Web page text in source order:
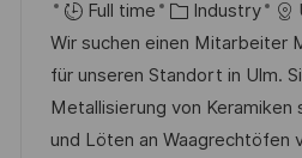
o
c
a
t
i
o
s
t
e
d
Full time
C
a
t
e
g
Industry
Wir suchen einen Mitarbeiter
für unseren Standort in Ulm.
Metallisierung von Keramiken
und Löten an Waagrechtöfen